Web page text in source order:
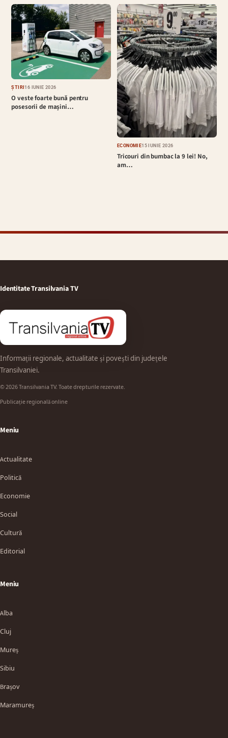
ȘTIRI16 IUNIE 2026
O veste foarte bună pentru
posesorii de mașini…
ECONOMIE15 IUNIE 2026
Tricouri din bumbac la 9 lei! No,
am…
Identitate Transilvania TV
Informații regionale, actualitate și povești din județele
Transilvaniei.
© 2026 Transilvania TV. Toate drepturile rezervate.
Publicație regională online
Meniu
Actualitate
Politică
Economie
Social
Cultură
Editorial
Meniu
Alba
Cluj
Mureș
Sibiu
Brașov
Maramureș